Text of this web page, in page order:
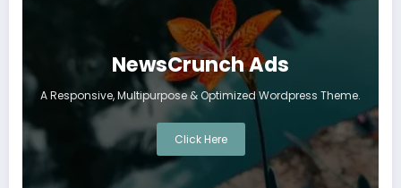
NewsCrunch Ads
A Responsive, Multipurpose & Optimized Wordpress Theme.
Click Here